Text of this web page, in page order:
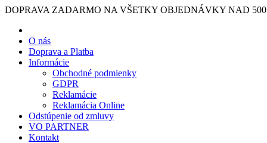
DOPRAVA ZADARMO NA VŠETKY OBJEDNÁVKY NAD
O nás
Doprava a Platba
Informácie
Obchodné podmienky
GDPR
Reklamácie
Reklamácia Online
Odstúpenie od zmluvy
VO PARTNER
Kontakt